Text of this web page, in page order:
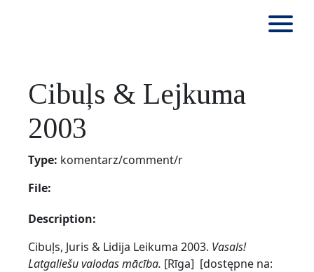
Cibuļs & Lejkuma
2003
Type: komentarz/comment/r
File:
Description:
Cibuļs, Juris & Lidija Leikuma 2003. Vasals!
Latgaliešu valodas mācība. [Rīga] [dostępne na: